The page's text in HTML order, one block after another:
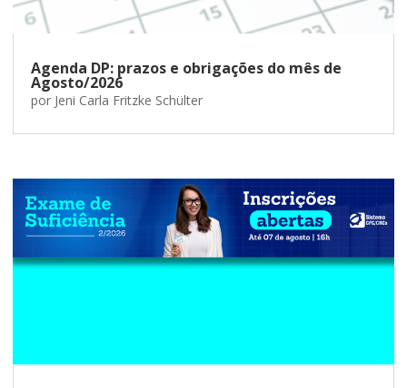
Agenda DP: prazos e obrigações do mês de
Agosto/2026
por Jeni Carla Fritzke Schülter